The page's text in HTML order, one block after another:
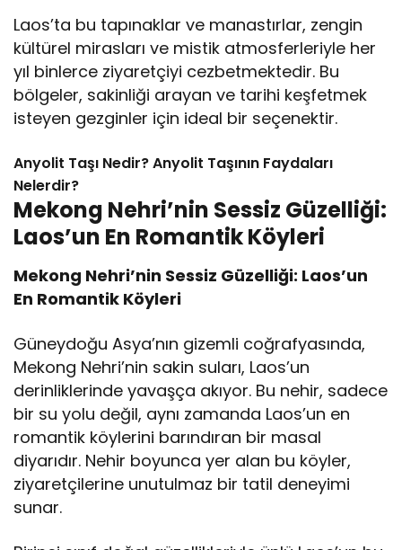
Laos’ta bu tapınaklar ve manastırlar, zengin
kültürel mirasları ve mistik atmosferleriyle her
yıl binlerce ziyaretçiyi cezbetmektedir. Bu
bölgeler, sakinliği arayan ve tarihi keşfetmek
isteyen gezginler için ideal bir seçenektir.
Anyolit Taşı Nedir? Anyolit Taşının Faydaları
Nelerdir?
Mekong Nehri’nin Sessiz Güzelliği:
Laos’un En Romantik Köyleri
Mekong Nehri’nin Sessiz Güzelliği: Laos’un
En Romantik Köyleri
Güneydoğu Asya’nın gizemli coğrafyasında,
Mekong Nehri’nin sakin suları, Laos’un
derinliklerinde yavaşça akıyor. Bu nehir, sadece
bir su yolu değil, aynı zamanda Laos’un en
romantik köylerini barındıran bir masal
diyarıdır. Nehir boyunca yer alan bu köyler,
ziyaretçilerine unutulmaz bir tatil deneyimi
sunar.